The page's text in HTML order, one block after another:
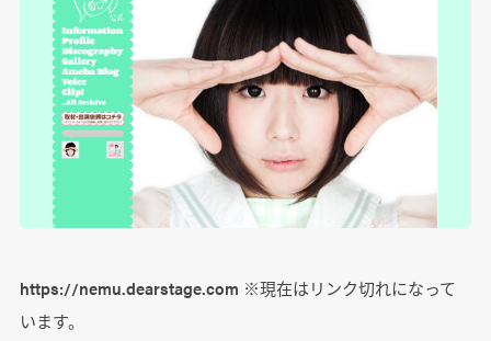
https://nemu.dearstage.com ※現在はリンク切れになって
います。